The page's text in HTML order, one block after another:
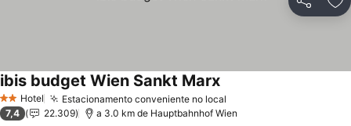
Partilhar
2 Estrelas
Hotel Estacionamento conveniente no local
ibis budget Wien Sankt Marx
7,4 22.309 a 3.0 km de Hauptbahnhof Wien